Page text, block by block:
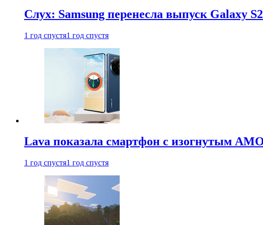
Слух: Samsung перенесла выпуск Galaxy
1 год спустя1 год спустя
Lava показала смартфон с изогнутым
1 год спустя1 год спустя